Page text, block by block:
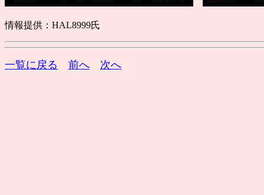
情報提供：HAL8999氏
一覧に戻る 前へ 次へ